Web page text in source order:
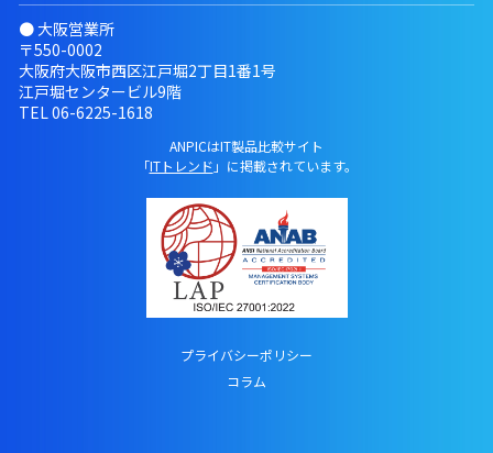
● 大阪営業所
〒550-0002
大阪府大阪市西区江戸堀2丁目1番1号
江戸堀センタービル9階
TEL 06-6225-1618
ANPICはIT製品比較サイト
「ITトレンド 」に掲載されています。
プライバシーポリシー
コラム